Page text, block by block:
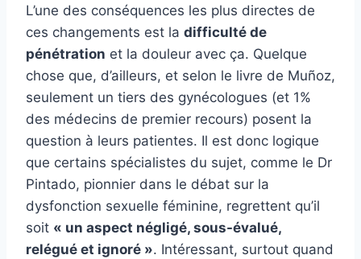
L’une des conséquences les plus directes de
ces changements est la difficulté de
pénétration et la douleur avec ça. Quelque
chose que, d’ailleurs, et selon le livre de Muñoz,
seulement un tiers des gynécologues (et 1%
des médecins de premier recours) posent la
question à leurs patientes. Il est donc logique
que certains spécialistes du sujet, comme le Dr
Pintado, pionnier dans le débat sur la
dysfonction sexuelle féminine, regrettent qu’il
soit « un aspect négligé, sous-évalué,
relégué et ignoré ». Intéressant, surtout quand